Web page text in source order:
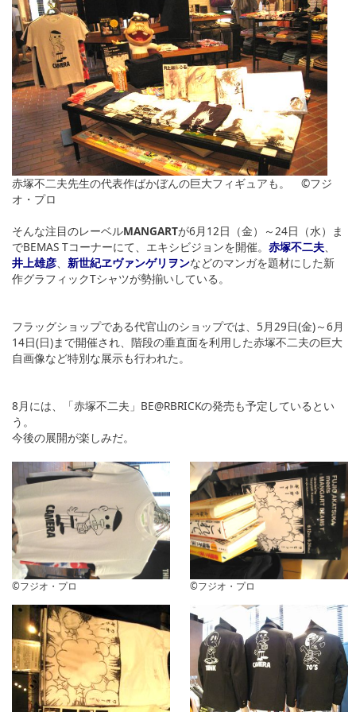
赤塚不二夫先生の代表作ばかぼんの巨大フィギュアも。 ©フジ
オ・プロ
そんな注目のレーベルMANGARTが6月12日（金）～24日（水）ま
でBEMAS Tコーナーにて、エキシビジョンを開催。 赤塚不二夫
井上雄彦
新世紀ヱヴァンゲリヲンなどのマンガを題材にした新
作グラフィックTシャツが勢揃いしている。
フラッグショップである代官山のショップでは、5月29日(金)～6月
14日(日)まで開催され、階段の垂直面を利用した赤塚不二夫の巨大
自画像など特別な展示も行われた。
8月には、「赤塚不二夫」BE@RBRICKの発売も予定しているとい
う。
今後の展開が楽しみだ。
©フジオ・プロ ©フジオ・プロ